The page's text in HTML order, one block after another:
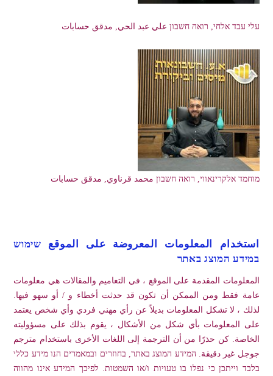
עלי עבד אלחי, רואה חשבון علي عبد الحي, مدقق حسابات
מוחמד אלקרינאווי, רואה חשבון محمد قرناوي, مدقق حسابات
استخدام المعلومات المعروضة على الموقع שימוש
במידע המוצג באתר
المعلومات المقدمة على الموقع ، في التعاميم والمقالات هي معلومات
عامة فقط ومن الممكن أن تكون قد حدثت أخطاء و / أو سهو فيها.
لذلك ، لا تشكل المعلومات بديلاً عن رأي مهني فردي وأي شخص يعتمد
على المعلومات بأي شكل من الأشكال ، يقوم بذلك على مسؤوليته
الخاصة. كن حذرًا من أن الترجمة إلى اللغات الأخرى باستخدام مترجم
جوجل غير دقيقة. המידע המוצג באתר, בחוזרים ובמאמרים הנו מידע כללי
בלבד וייתכן כי נפלו בו טעויות ו/או השמטות. לפיכך המידע אינו מהווה